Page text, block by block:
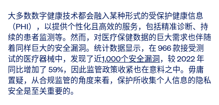
大多数数字健康技术都会融入某种形式的受保护健康信息
（PHI），以提供个性化且高效的服务，包括精准诊断、持
续的患者监测等。然而，对医疗保健数据的巨大需求也伴随
着同样巨大的安全漏洞。统计数据显示，在 966 款接受测
试的医疗器械中，发现了近1,000个安全漏洞，较 2022 年
同比增加了 59%，因此监管政策收紧也在意料之中。毋庸
置疑，从合规监管的角度来看，保护所收集个人信息的隐私
安全是至关重要的。